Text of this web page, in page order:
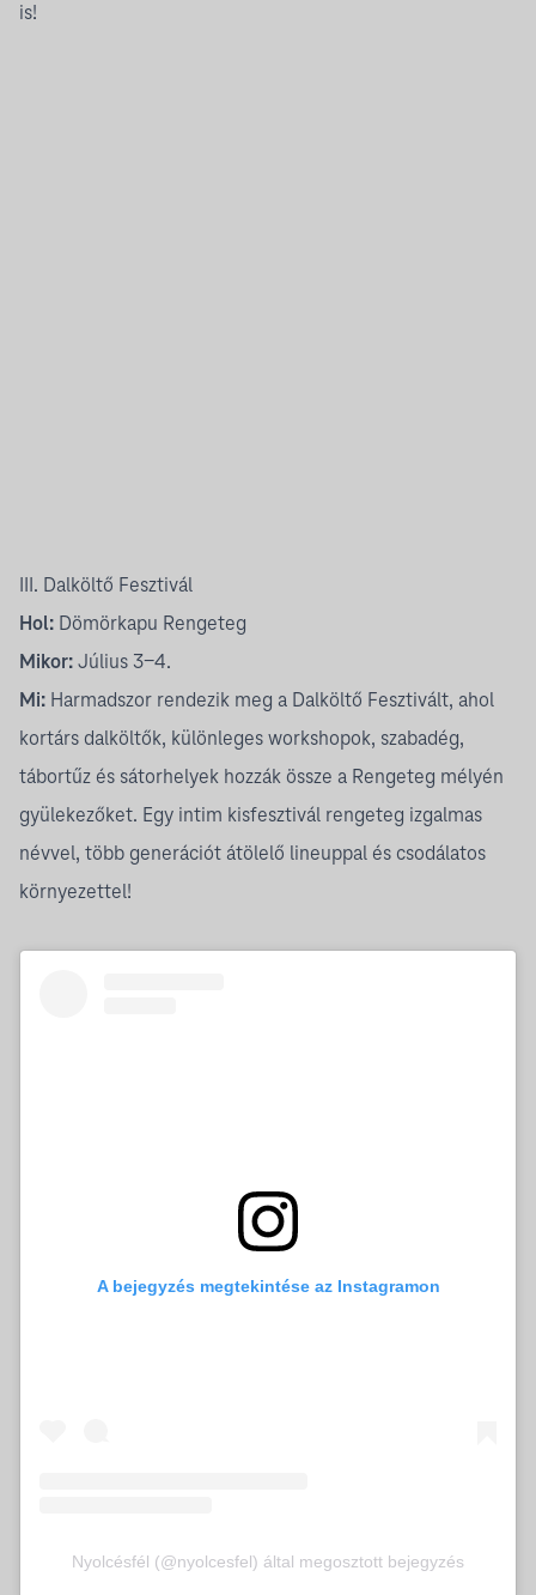
is!
III. Dalköltő Fesztivál
Hol: Dömörkapu Rengeteg
Mikor: Július 3-4.
Mi: Harmadszor rendezik meg a Dalköltő Fesztivált, ahol
kortárs dalköltők, különleges workshopok, szabadég,
tábortűz és sátorhelyek hozzák össze a Rengeteg mélyén
gyülekezőket. Egy intim kisfesztivál rengeteg izgalmas
névvel, több generációt átölelő lineuppal és csodálatos
környezettel!
A bejegyzés megtekintése az Instagramon
Nyolcésfél (@nyolcesfel) által megosztott bejegyzés